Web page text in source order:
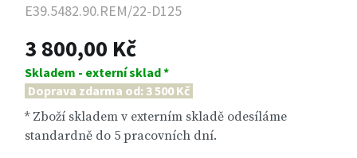
E39.5482.90.REM/22-D125
3 800,00 Kč
Skladem - externí sklad *
Doprava zdarma od: 3 500 Kč
* Zboží skladem v externím skladě odesíláme
standardně do 5 pracovních dní.